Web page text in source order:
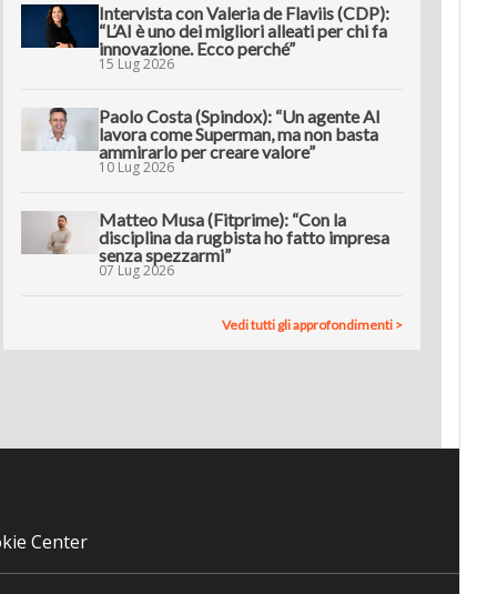
Intervista con Valeria de Flaviis (CDP):
“L’AI è uno dei migliori alleati per chi fa
innovazione. Ecco perché”
15 Lug 2026
Paolo Costa (Spindox): “Un agente AI
lavora come Superman, ma non basta
ammirarlo per creare valore”
10 Lug 2026
Matteo Musa (Fitprime): “Con la
disciplina da rugbista ho fatto impresa
senza spezzarmi”
07 Lug 2026
Vedi tutti gli approfondimenti >
Center